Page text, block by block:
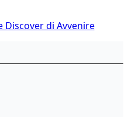
Discover di Avvenire